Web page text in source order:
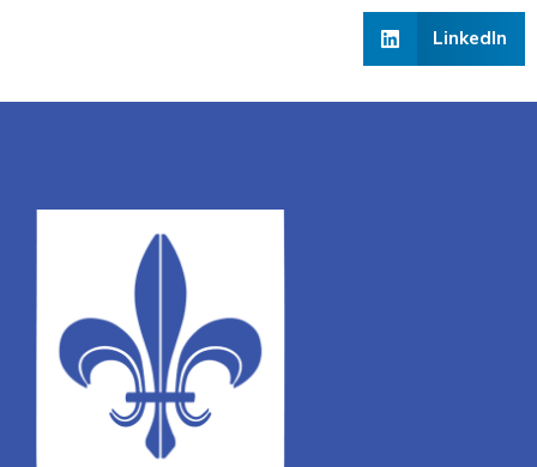
LinkedIn